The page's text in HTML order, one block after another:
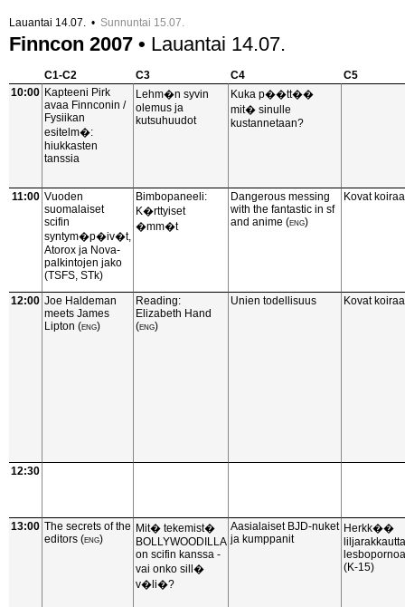
Lauantai 14.07. • Sunnuntai 15.07.
Finncon 2007 • Lauantai 14.07.
C1-C2 C3 C4
C5
10:00 Kapteeni Pirk
avaa Finnconin /
Fysiikan
esitelm�:
hiukkasten
tanssia
Lehm�n syvin
olemus ja
kutsuhuudot
Kuka p��tt��
mit� sinulle
kustannetaan?
11:00 Vuoden
suomalaiset
scifin
syntym�p�iv�t,
Atorox ja Nova-
palkintojen jako
(TSFS, STk)
Bimbopaneeli:
K�rttyiset
�mm�t
Dangerous messing
with the fantastic in sf
and anime (eng)
Kovat
12:00 Joe Haldeman
meets James
Lipton (eng)
Reading:
Elizabeth Hand
(eng)
Unien todellisuus Kovat
12:30
13:00 The secrets of the
editors (eng)
Mit� tekemist�
BOLLYWOODILLA
on scifin kanssa -
vai onko sill�
v�li�?
Aasialaiset BJD-nuket
ja kumppanit
Herkk��
(K-15)